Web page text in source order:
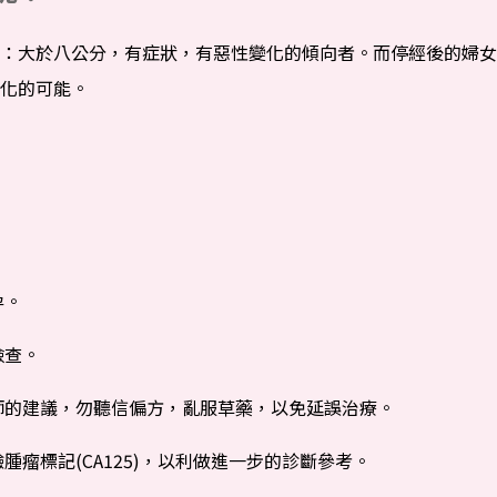
八公分，有症狀，有惡性變化的傾向者。而停經後的婦
的可能。
。
建議，勿聽信偏方，亂服草藥，以免延誤治療。
瘤標記(CA125)，以利做進一步的診斷參考。